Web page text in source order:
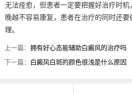
无法痊愈，但患者一定要把握好治疗时
晚越不容易康复，患者在治疗的同时还
理。
上一篇：拥有好心态能辅助白癜风的治疗吗
下一篇： 白癜风白斑的颜色很浅是什么原因